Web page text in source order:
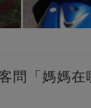
問「媽媽在